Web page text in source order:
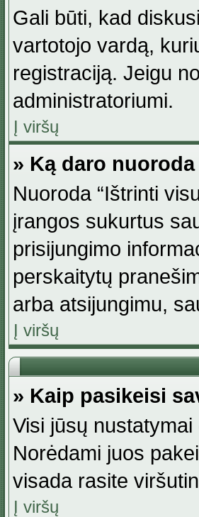
Gali būti, kad
vartotojo vardą,
registraciją. Jeigu
administratoriumi.
Į viršų
» Ką daro
Nuoroda “Ištrinti
įrangos sukurtus
prisijungimo
perskaitytų
arba atsijungimu,
Į viršų
» Kaip pasikeisi
Visi jūsų
Norėdami juos
visada rasite
Į viršų